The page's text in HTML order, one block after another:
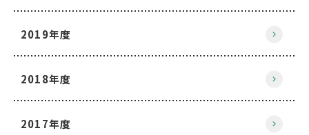
2019年度
2018年度
2017年度